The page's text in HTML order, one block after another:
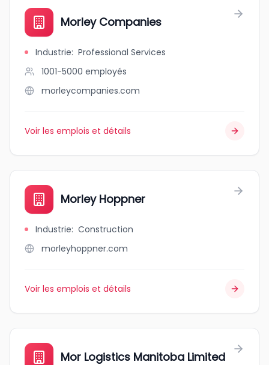
Morley Companies
Industrie: Professional Services
1001-5000 employés
morleycompanies.com
Voir les emplois et détails
Morley Hoppner
Industrie: Construction
morleyhoppner.com
Voir les emplois et détails
Mor Logistics Manitoba Limited